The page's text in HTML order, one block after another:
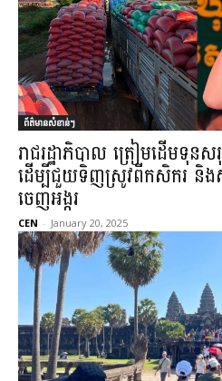
ព័ត៌មានសំខាន់ៗ
រាជរដ្ឋាភិបាល ត្រៀមដើមទុ
ដើម្បីជួយទិញស្រូវពីកសិករ និង​ស
ចេញអង្ករ
CEN - January 20, 2025